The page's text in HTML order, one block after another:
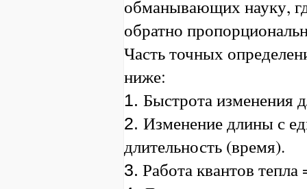
обманывающих науку,
обратно
Часть точных
ниже:
1. Быстрота изменения
2. Изменение длины с
длительность (время).
3. Работа квантов тепла